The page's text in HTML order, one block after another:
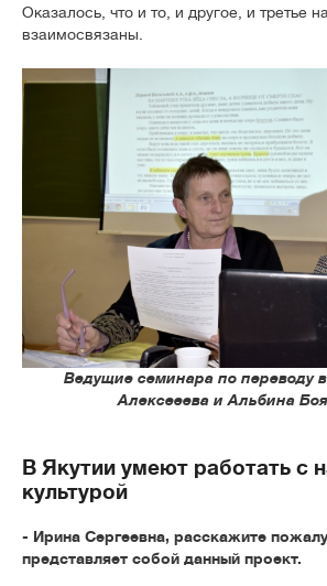
Оказалось, что и то, и другое, и третье
взаимосвязаны.
Ведущие семинара по переводу
Алексееева и Альбина
В Якутии умеют работать с
культурой
- Ирина Сергеевна, расскажите
представляет собой данный проект.